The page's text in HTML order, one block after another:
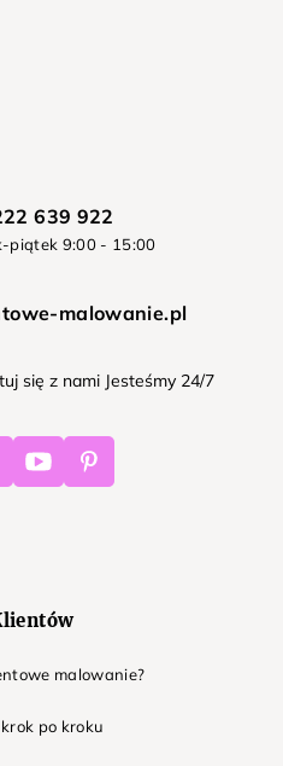
639 922
piątek 9:00 - 15:00
malowanie.pl
się z nami Jesteśmy 24/7
Youtube Pinterest
malowanie?
po kroku